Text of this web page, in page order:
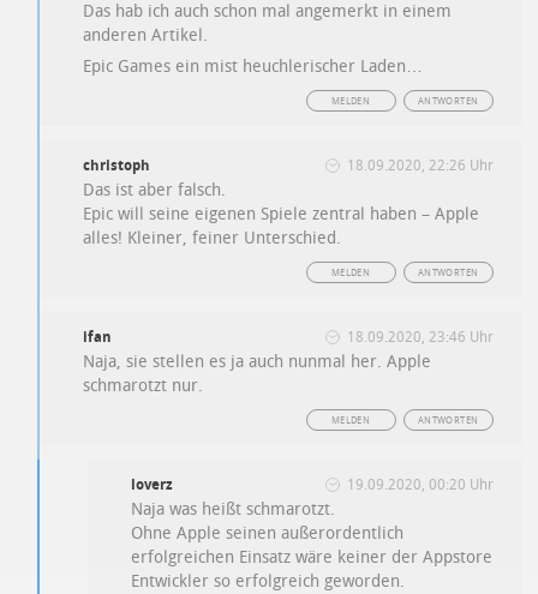
Das hab ich auch schon mal angemerkt in einem
anderen Artikel.
Epic Games ein mist heuchlerischer Laden…
ANTWORTEN
MELDEN
christoph 18.09.2020, 22:26 Uhr
Das ist aber falsch.
Epic will seine eigenen Spiele zentral haben – Apple
alles! Kleiner, feiner Unterschied.
ANTWORTEN
MELDEN
ifan 18.09.2020, 23:46 Uhr
Naja, sie stellen es ja auch nunmal her. Apple
schmarotzt nur.
ANTWORTEN
MELDEN
loverz 19.09.2020, 00:20 Uhr
Naja was heißt schmarotzt.
Ohne Apple seinen außerordentlich
erfolgreichen Einsatz wäre keiner der Appstore
Entwickler so erfolgreich geworden.